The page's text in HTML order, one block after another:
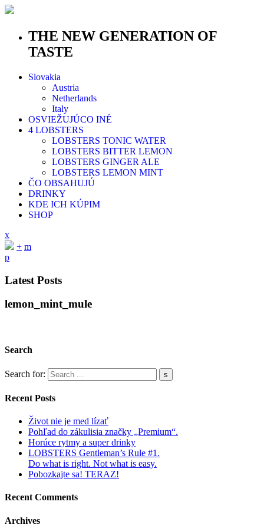
THE NEW GENERATION OF
TASTE
Slovakia
Austria
Netherlands
Italy
OSVIEŽUJÚCO INÉ
4 LOBSTERS
LOBSTERS TONIC WATER
LOBSTERS BITTER LEMON
LOBSTERS GINGER ALE
LOBSTERS LEMON MINT
ČO OBSAHUJÚ
DRINKY
KDE ICH KÚPIM
SHOP
x
+ m
p
Latest Posts
lemon_mint_mule
Search
Search for:
Recent Posts
Život nie je med lízať
Pohľad do zákulisia značky „Premium“.
Horúce rytmy a super drinky
LOBSTERS Gentleman’s Rule #1.
Do what is right. Not what is easy.
Pobozkajte sa! TERAZ!
Recent Comments
Archives